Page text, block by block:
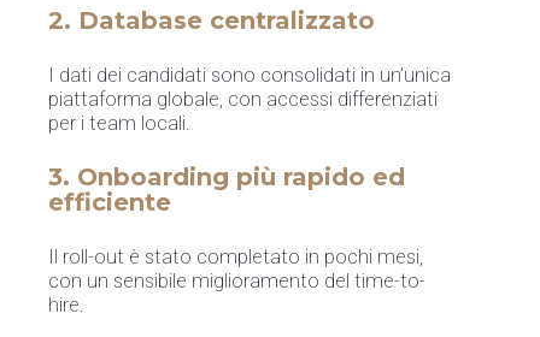
2. Database centralizzato
I dati dei candidati sono consolidati in un’unica
piattaforma globale, con accessi differenziati
per i team locali.
3. Onboarding più rapido ed
efficiente
Il roll-out è stato completato in pochi mesi,
con un sensibile miglioramento del time-to-
hire.